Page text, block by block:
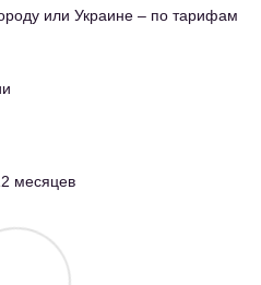
или Украине – по тарифам
месяцев